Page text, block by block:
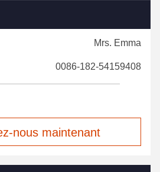
Mrs. Emma
0086-182-54159408
nous maintenant